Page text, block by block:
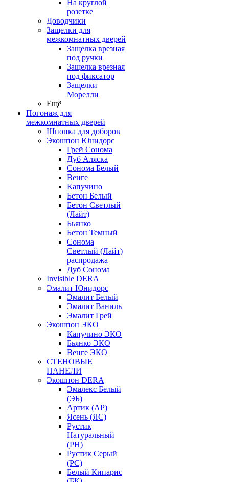
На круглой
розетке
Доводчики
Защелки для
межкомнатных дверей
Защелка врезная
под ручки
Защелка врезная
под фиксатор
Защелки
Морелли
Ещё
Погонаж для
межкомнатных дверей
Шпонка для доборов
Экошпон Юнидорс
Грей Сонома
Дуб Аляска
Сонома Белый
Венге
Капучино
Бетон Белый
Бетон Светлый
(Лайт)
Бьянко
Бетон Темный
Сонома
Светлый (Лайт)
распродажа
Дуб Сонома
Invisible DERA
Эмалит Юнидорс
Эмалит Белый
Эмалит Ваниль
Эмалит Грей
Экошпон ЭКО
Капучино ЭКО
Бьянко ЭКО
Венге ЭКО
СТЕНОВЫЕ
ПАНЕЛИ
Экошпон DERA
Эмалекс Белый
(ЭБ)
Артик (АР)
Ясень (ЯС)
Рустик
Натуральный
(РН)
Рустик Серый
(РС)
Белый Кипарис